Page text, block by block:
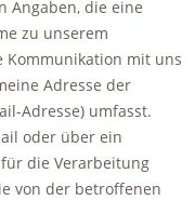
Angaben, die eine
zu unserem
Kommunikation mit uns
Adresse der
Adresse) umfasst.
oder über ein
die Verarbeitung
von der betroffenen